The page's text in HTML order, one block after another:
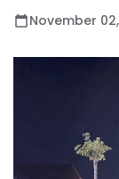
November